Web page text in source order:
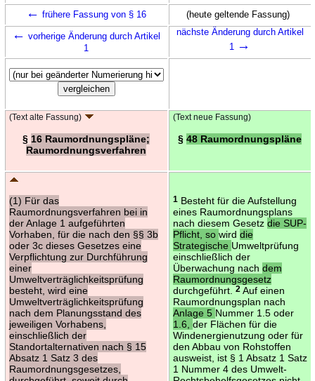
← frühere Fassung von § 16 (heute geltende Fassung)
← vorherige Änderung durch Artikel
1
nächste Änderung durch Artikel
1 →
(Text alte Fassung)
§ 16 Raumordnungspläne;
Raumordnungsverfahren
(Text neue Fassung)
§ 48 Raumordnungspläne
(1) Für das
Raumordnungsverfahren bei in
der Anlage 1 aufgeführten
Vorhaben, für die nach den §§ 3b
oder 3c dieses Gesetzes eine
Verpflichtung zur Durchführung
einer
Umweltverträglichkeitsprüfung
besteht, wird eine
Umweltverträglichkeitsprüfung
nach dem Planungsstand des
jeweiligen Vorhabens,
einschließlich der
Standortalternativen nach § 15
Absatz 1 Satz 3 des
Raumordnungsgesetzes,
1Besteht für die Aufstellung
eines Raumordnungsplans
nach diesem Gesetz die SUP-
Pflicht, so wird die
Strategische Umweltprüfung
einschließlich der
Überwachung nach dem
Raumordnungsgesetz
durchgeführt.
2Auf einen
Raumordnungsplan nach
Anlage 5 Nummer 1.5 oder
1.6, der Flächen für die
Windenergienutzung oder für
den Abbau von Rohstoffen
ausweist, ist § 1 Absatz 1 Satz
1 Nummer 4 des Umwelt-